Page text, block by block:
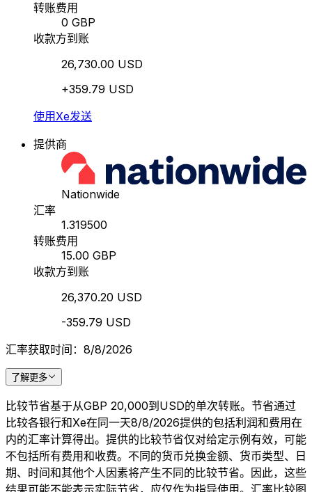
转账费用
0 GBP
收款方到账
26,730.00 USD
+359.79 USD
使用Xe发送
提供商
Nationwide
汇率
1.319500
转账费用
15.00 GBP
收款方到账
26,370.20 USD
-359.79 USD
汇率获取时间：8/8/2026
了解更多
比较节省基于从GBP 20,000到USD的单次转账。节省通过
比较各银行和Xe在同一天8/8/2026提供的包括利润和费用在
内的汇率计算得出。提供的比较节省仅对给定示例有效，可能
不包括所有费用和收费。不同的货币兑换金额、货币类型、日
期、时间和其他个人因素将产生不同的比较节省。因此，这些